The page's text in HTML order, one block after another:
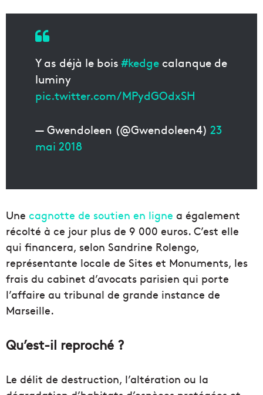
Y as déjà le bois#kedgecalanque de
luminy
pic.twitter.com/MPydGOdxSH
— Gwendoleen (@Gwendoleen4) 23
mai 2018
Une cagnotte de soutien en ligne a également
récolté à ce jour plus de 9 000 euros. C’est elle
qui financera, selon Sandrine Rolengo,
représentante locale de Sites et Monuments, les
frais du cabinet d’avocats parisien qui porte
l’affaire au tribunal de grande instance de
Marseille.
Qu’est-il reproché ?
Le délit de destruction, l’altération ou la